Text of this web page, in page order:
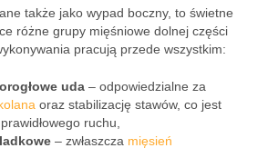
także jako wypad boczny, to świetne
różne grupy mięśniowe dolnej części
pracują przede wszystkim:
uda – odpowiedzialne za
oraz stabilizację stawów, co jest
ruchu,
– zwłaszcza mięsień